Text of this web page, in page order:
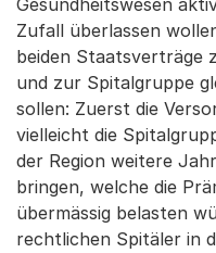
Gesundheitswesen
Zufall überlassen
beiden Staatsverträge
und zur Spitalgruppe
sollen: Zuerst die
vielleicht die
der Region weitere
bringen, welche die
übermässig belasten
rechtlichen Spitäler in